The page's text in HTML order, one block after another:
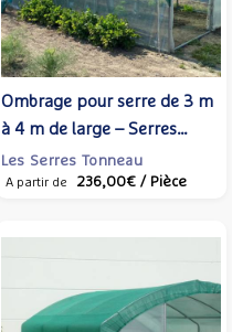
Ombrage pour serre de 3 m
à 4 m de large – Serres
Tonneau
Les Serres Tonneau
A partir de 236,00€ / Pièce